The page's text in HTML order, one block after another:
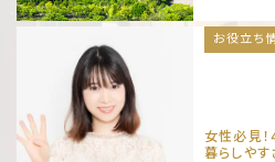
お役立ち
女性必見
暮らしやす